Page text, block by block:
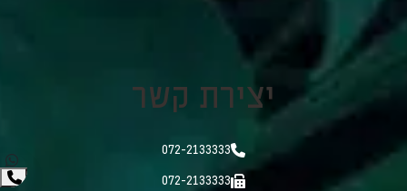
יצירת קשר
072-2133333
072-2133333